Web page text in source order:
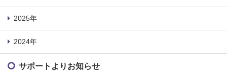
2025年
2024年
サポートよりお知らせ